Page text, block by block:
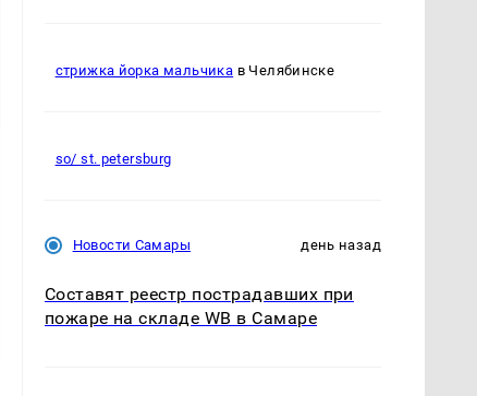
стрижка йорка мальчика в Челябинске
so/ st. petersburg
Новости Самары день назад
Составят реестр пострадавших при
пожаре на складе WB в Самаре